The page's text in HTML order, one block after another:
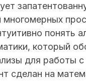
многомерных
понять
который
для работы с
сделан на